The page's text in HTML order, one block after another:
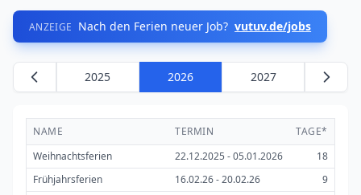
ANZEIGE Nach den Ferien neuer Job? vutuv.de/jobs
2025 2026 2027
NAME TERMIN
TAGE*
Weihnachtsferien
22.12.2025 - 05.01.2026
18
Frühjahrsferien
16.02.26 - 20.02.26
9